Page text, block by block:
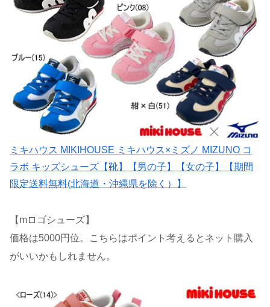
ミキハウス MIKIHOUSE ミキハウス×ミズノ MIZUNO コ
ラボ キッズシューズ【靴】【男の子】【女の子】【期間
限定送料無料(北海道・沖縄県を除く）】
【mロゴシューズ】
価格は5000円位。こちらはポイント考えるとネット購入
がいいかもしれません。